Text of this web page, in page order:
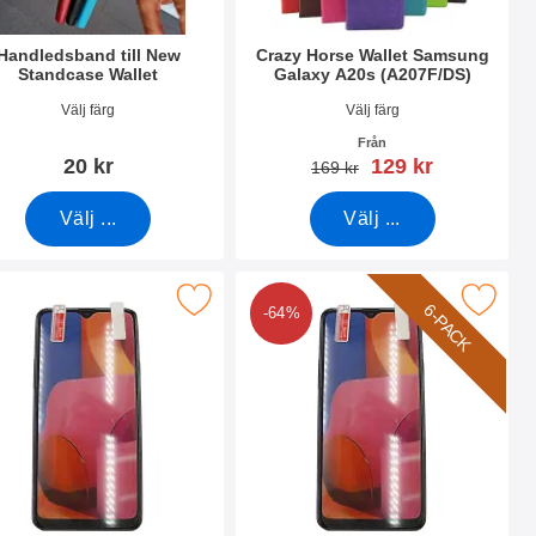
till New
Standcase Wallet
40789Välj färg
20 kr
Välj ...
Crazy Horse Wallet Samsung
Galaxy A20s (A207F/DS)
Art. nr 36979Välj färg
Från
tidigare pris
169 kr rea pris
129 kr
Välj ...
(A207F/DS) som favorit
Samsung Galaxy A20s (A207F/DS) som favorit
6-PACK
-64%
Makera 6-Pack Skärmskydd Samsung